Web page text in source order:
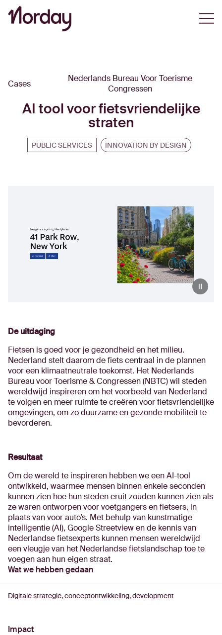
Cases
Nederlands Bureau Voor Toerisme
Congressen
AI tool voor fietsvriendelijke
straten
PUBLIC SERVICES INNOVATION BY DESIGN
De uitdaging
Fietsen is goed voor je gezondheid en het milieu.
Nederland stelt daarom de fiets centraal in de plannen
voor een klimaatneutrale toekomst. Het Nederlands
Bureau voor Toerisme & Congressen (NBTC) wil steden
wereldwijd inspireren om het voorbeeld van Nederland
te volgen en meer ruimte te creëren voor fietsvriendelijke
omgevingen, om zo duurzame en gezonde mobiliteit te
bevorderen.
Resultaat
Om de wereld te inspireren hebben we een AI-tool
ontwikkeld, waarmee mensen binnen enkele seconden
kunnen zien hoe hun steden eruit zouden kunnen zien als
ze waren ontworpen voor voetgangers en fietsers, in
plaats van voor auto’s. Met behulp van kunstmatige
intelligentie (AI), Google Streetview en de kennis van
Nederlandse fietsexperts kunnen mensen wereldwijd
een vleugje van het Nederlandse fietslandschap toe te
voegen aan hun eigen straat.
Wat we hebben gedaan
Digitale strategie, conceptontwikkeling, development
Impact